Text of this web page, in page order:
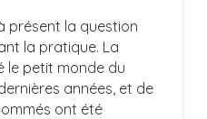
présent la question
la pratique. La
le petit monde du
années, et de
ont été